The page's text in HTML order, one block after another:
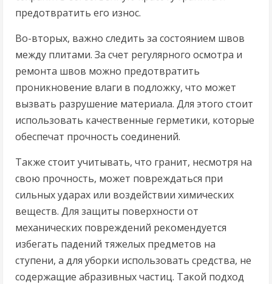
предотвратить его износ.
Во-вторых, важно следить за состоянием швов
между плитами. За счет регулярного осмотра и
ремонта швов можно предотвратить
проникновение влаги в подложку, что может
вызвать разрушение материала. Для этого стоит
использовать качественные герметики, которые
обеспечат прочность соединений.
Также стоит учитывать, что гранит, несмотря на
свою прочность, может повреждаться при
сильных ударах или воздействии химических
веществ. Для защиты поверхности от
механических повреждений рекомендуется
избегать падений тяжелых предметов на
ступени, а для уборки использовать средства, не
содержащие абразивных частиц. Такой подход